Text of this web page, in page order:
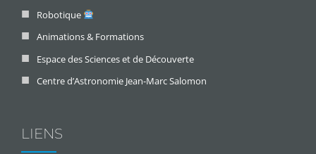
Robotique
Animations & Formations
Espace des Sciences et de Découverte
Centre d’Astronomie Jean-Marc Salomon
LIENS